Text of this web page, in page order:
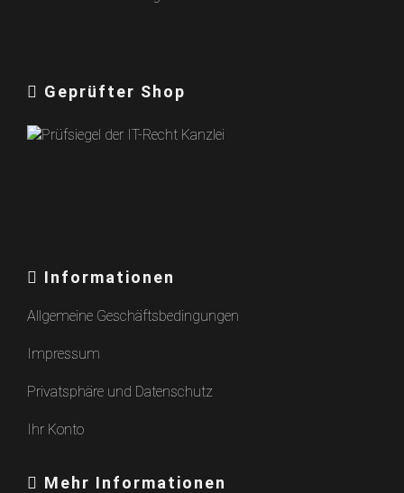
Geprüfter Shop
Informationen
Allgemeine Geschäftsbedingungen
Impressum
Privatsphäre und Datenschutz
Ihr Konto
Mehr Informationen